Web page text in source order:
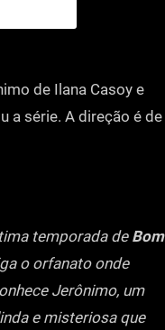
de Ilana Casoy e
a série. A direção é de
temporada de Bom
o orfanato onde
Jerônimo, um
e misteriosa que